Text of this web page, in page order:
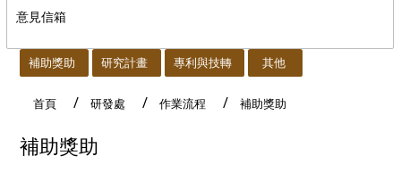
意見信箱
補助獎助 研究計畫 專利與技轉 其他
首頁 研發處 作業流程 補助獎助
補助獎助